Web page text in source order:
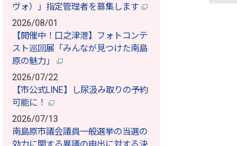
ヴォ）」指定管理者を募集します
2026/08/01
【開催中！口之津港】フォトコンテ
スト巡回展「みんなが見つけた南島
原の魅力」
2026/07/22
【市公式LINE】し尿汲み取りの予約
可能に！
2026/07/13
南島原市議会議員一般選挙の当選の